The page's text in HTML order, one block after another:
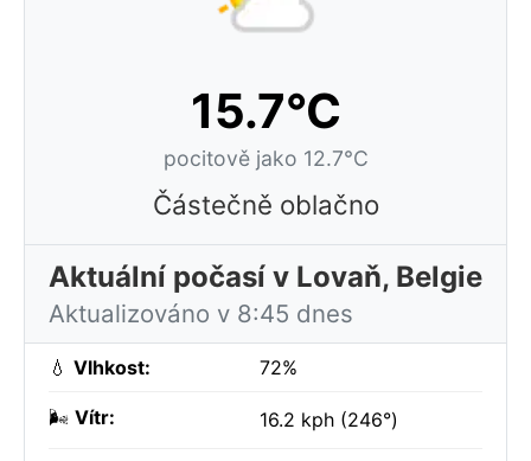
15.7°C
pocitově jako 12.7°C
Částečně oblačno
Aktuální počasí v Lovaň, Belgie
Aktualizováno v 8:45 dnes
💧 Vlhkost: 72%
🌬️ Vítr: 16.2 kph (246°)